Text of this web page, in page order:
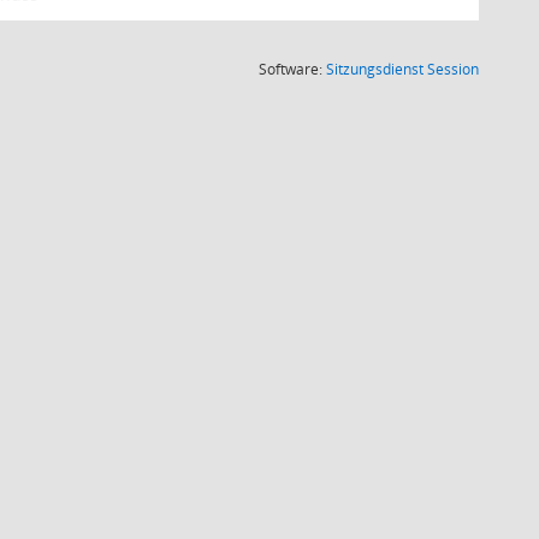
Software:SitzungsdienstSession(Wird in